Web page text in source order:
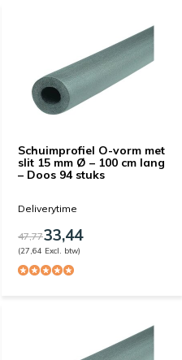
Schuimprofiel O-vorm met
slit 15 mm Ø – 100 cm lang
– Doos 94 stuks
Deliverytime
47,7733,44
(27,64 Excl. btw)